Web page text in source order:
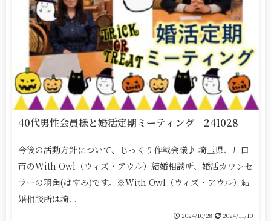
40代男性会員様と婚活定期ミーティング 241028
今後の活動方針について、じっくり作戦会議♪ 埼玉県、川口
市のWith Owl（ウィズ・アウル）結婚相談所、婚活カウンセ
ラーの羽角(はすみ)です。※With Owl（ウィズ・アウル）結
婚相談所は埼...
2024/10/28 2024/11/10